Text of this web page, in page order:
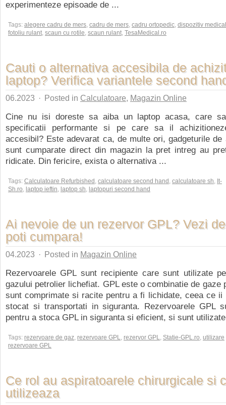
experimenteze episoade de ...
Tags: alegere cadru de mers, cadru de mers, cadru ortopedic, dispozitiv medical
fotoliu rulant, scaun cu rotile, scaun rulant, TesaMedical.ro
Cauti o alternativa accesibila de
laptop? Verifica variantele second
06.2023 · Posted in Calculatoare, Magazin Online
Cine nu isi doreste sa aiba un laptop acasa, care
specificatii performante si pe care sa il
accesibil? Este adevarat ca, de multe ori, gadgeturile
sunt cumparate direct din magazin la pret intreg au
ridicate. Din fericire, exista o alternativa ...
Tags: Calculatoare Refurbished , calculatoare second hand , calculatoare sh, It-
Sh.ro, laptop ieftin, laptop sh, laptopuri second hand
Ai nevoie de un rezervor GPL? Vezi
poti cumpara!
04.2023 · Posted in Magazin Online
Rezervoarele GPL sunt recipiente care sunt utilizate
gazului petrolier lichefiat. GPL este o combinatie de gaze
sunt comprimate si racite pentru a fi lichidate, ceea ce ii
stocat si transportati in siguranta. Rezervoarele GPL
pentru a stoca GPL in siguranta si eficient, si sunt
Tags: rezervoare de gaz, rezervoare GPL, rezervor GPL, Statie-GPL.ro, utilizare
rezervoare GPL
Ce rol au aspiratoarele chirurgicale si
utilizeaza